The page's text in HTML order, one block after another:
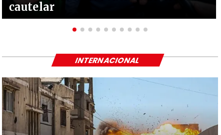
cautelar
INTERNACIONAL